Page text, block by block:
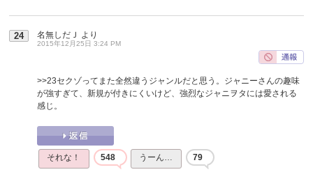
24 名無しだＪ より
2015年12月25日 3:24 PM
>>23セクゾってまた全然違うジャンルだと思う。ジャニーさんの趣味
が強すぎて、新規が付きにくいけど、強烈なジャニヲタには愛される
感じ。
それな！ 548 うーん… 79